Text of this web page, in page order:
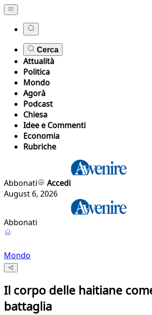
Cerca
Attualità
Politica
Mondo
Agorà
Podcast
Chiesa
Idee e Commenti
Economia
Rubriche
Abbonati
Accedi
August 6, 2026
Abbonati
Mondo
Il corpo delle haitiane
battaglia